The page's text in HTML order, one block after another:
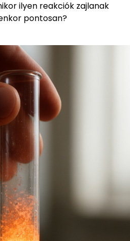
ilyen reakciók zajlanak
pontosan?